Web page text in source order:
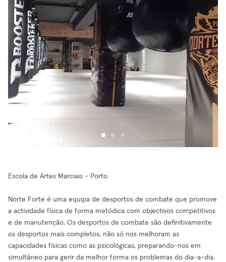
Escola de Artes Marciais - Porto
Norte Forte é uma equipa de desportos de combate que promove
a actividade física de forma metódica com objectivos competitivos
e de manutenção. Os desportos de combate são definitivamente
os desportos mais completos, não só nos melhoram as
capacidades físicas como as psicológicas, preparando-nos em
simultâneo para gerir da melhor forma os problemas do dia-a-dia.